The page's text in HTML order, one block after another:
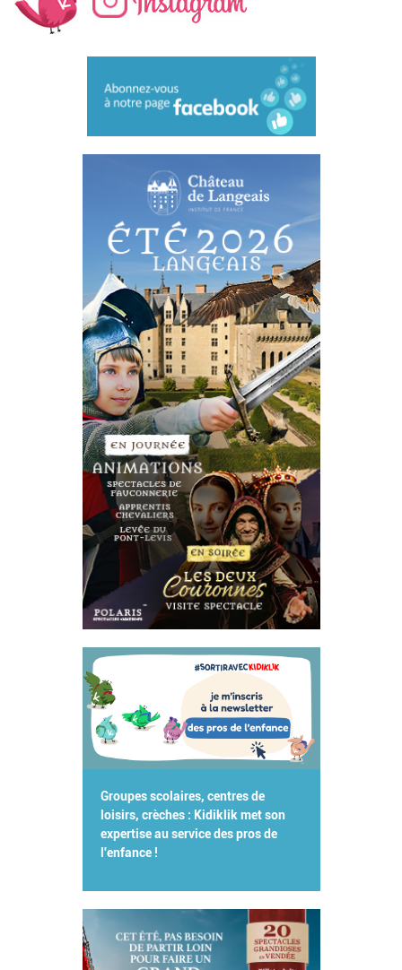
Groupes scolaires, centres de
loisirs, crèches : Kidiklik met son
expertise au service des pros de
l'enfance !